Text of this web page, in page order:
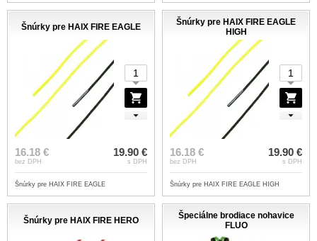
Šnúrky pre HAIX FIRE EAGLE
16.18 €
bez DPH
19.90 €
s DPH
Šnúrky pre HAIX FIRE EAGLE
Šnúrky pre HAIX FIRE EAGLE
HIGH
16.18 €
bez DPH
19.90 €
s DPH
Šnúrky pre HAIX FIRE EAGLE HIGH
Šnúrky pre HAIX FIRE HERO
Špeciálne brodiace nohavice
FLUO